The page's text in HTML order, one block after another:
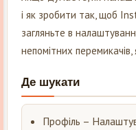
і як зробити так, щоб
загляньте в
непомітних
Де шукати
Профіль –